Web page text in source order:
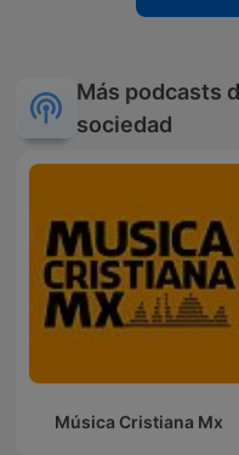
Más podcasts
sociedad
Música Cristiana Mx